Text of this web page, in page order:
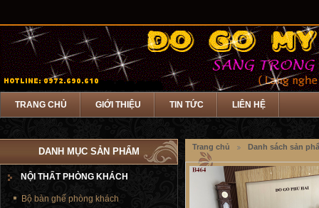
TRANG CHỦ GIỚI THIỆU TIN TỨC LIÊN HỆ
Trang chủ Danh sách sản
DANH MỤC SẢN PHẨM
NỘI THẤT PHÒNG KHÁCH
Bộ bàn ghế phòng khách